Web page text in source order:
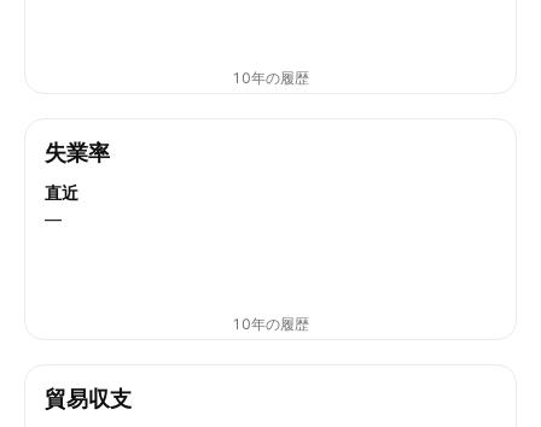
10年の履歴
失業率
直近
—
10年の履歴
貿易収支